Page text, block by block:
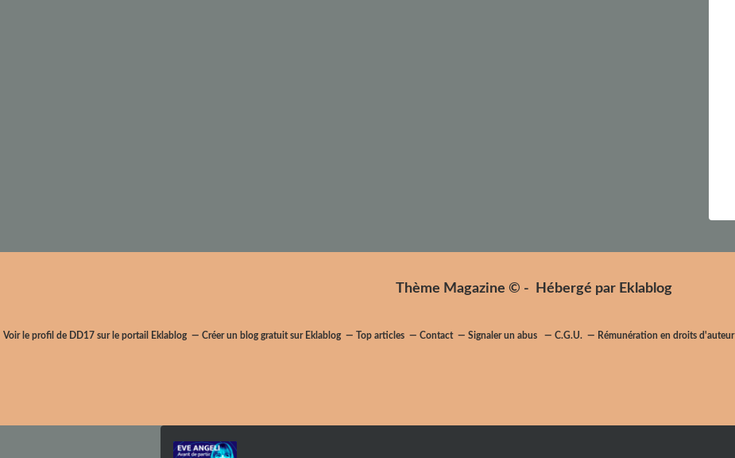
Thème Magazine © - Hébergé par Eklablog
Voir le profil de DD17sur le portail Eklablog Créer un blog gratuit sur Eklablog Top articles Contact Signaler un abus C.G.U. Rémunération en droits d'auteur